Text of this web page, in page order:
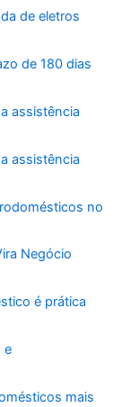
de eletros
de 180 dias
assistência
assistência
no
Negócio
é prática
e
mais